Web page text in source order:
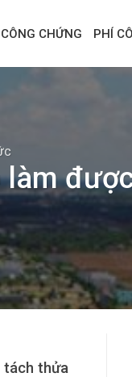
CHỨNG PHÍ
tách thửa